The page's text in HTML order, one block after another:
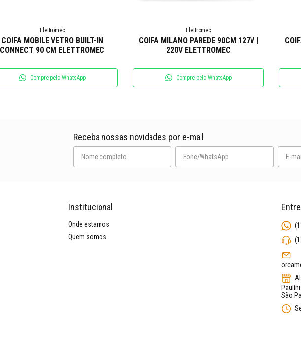
Elettromec
COIFA MOBILE VETRO BUILT-IN
CONNECT 90 CM ELETTROMEC
Compre pelo WhatsApp
Elettromec
COIFA MILANO PAREDE 90CM 127V |
220V ELETTROMEC
Compre pelo WhatsApp
Receba nossas novidades por e-mail
Institucional
Onde estamos
Quem somos
São